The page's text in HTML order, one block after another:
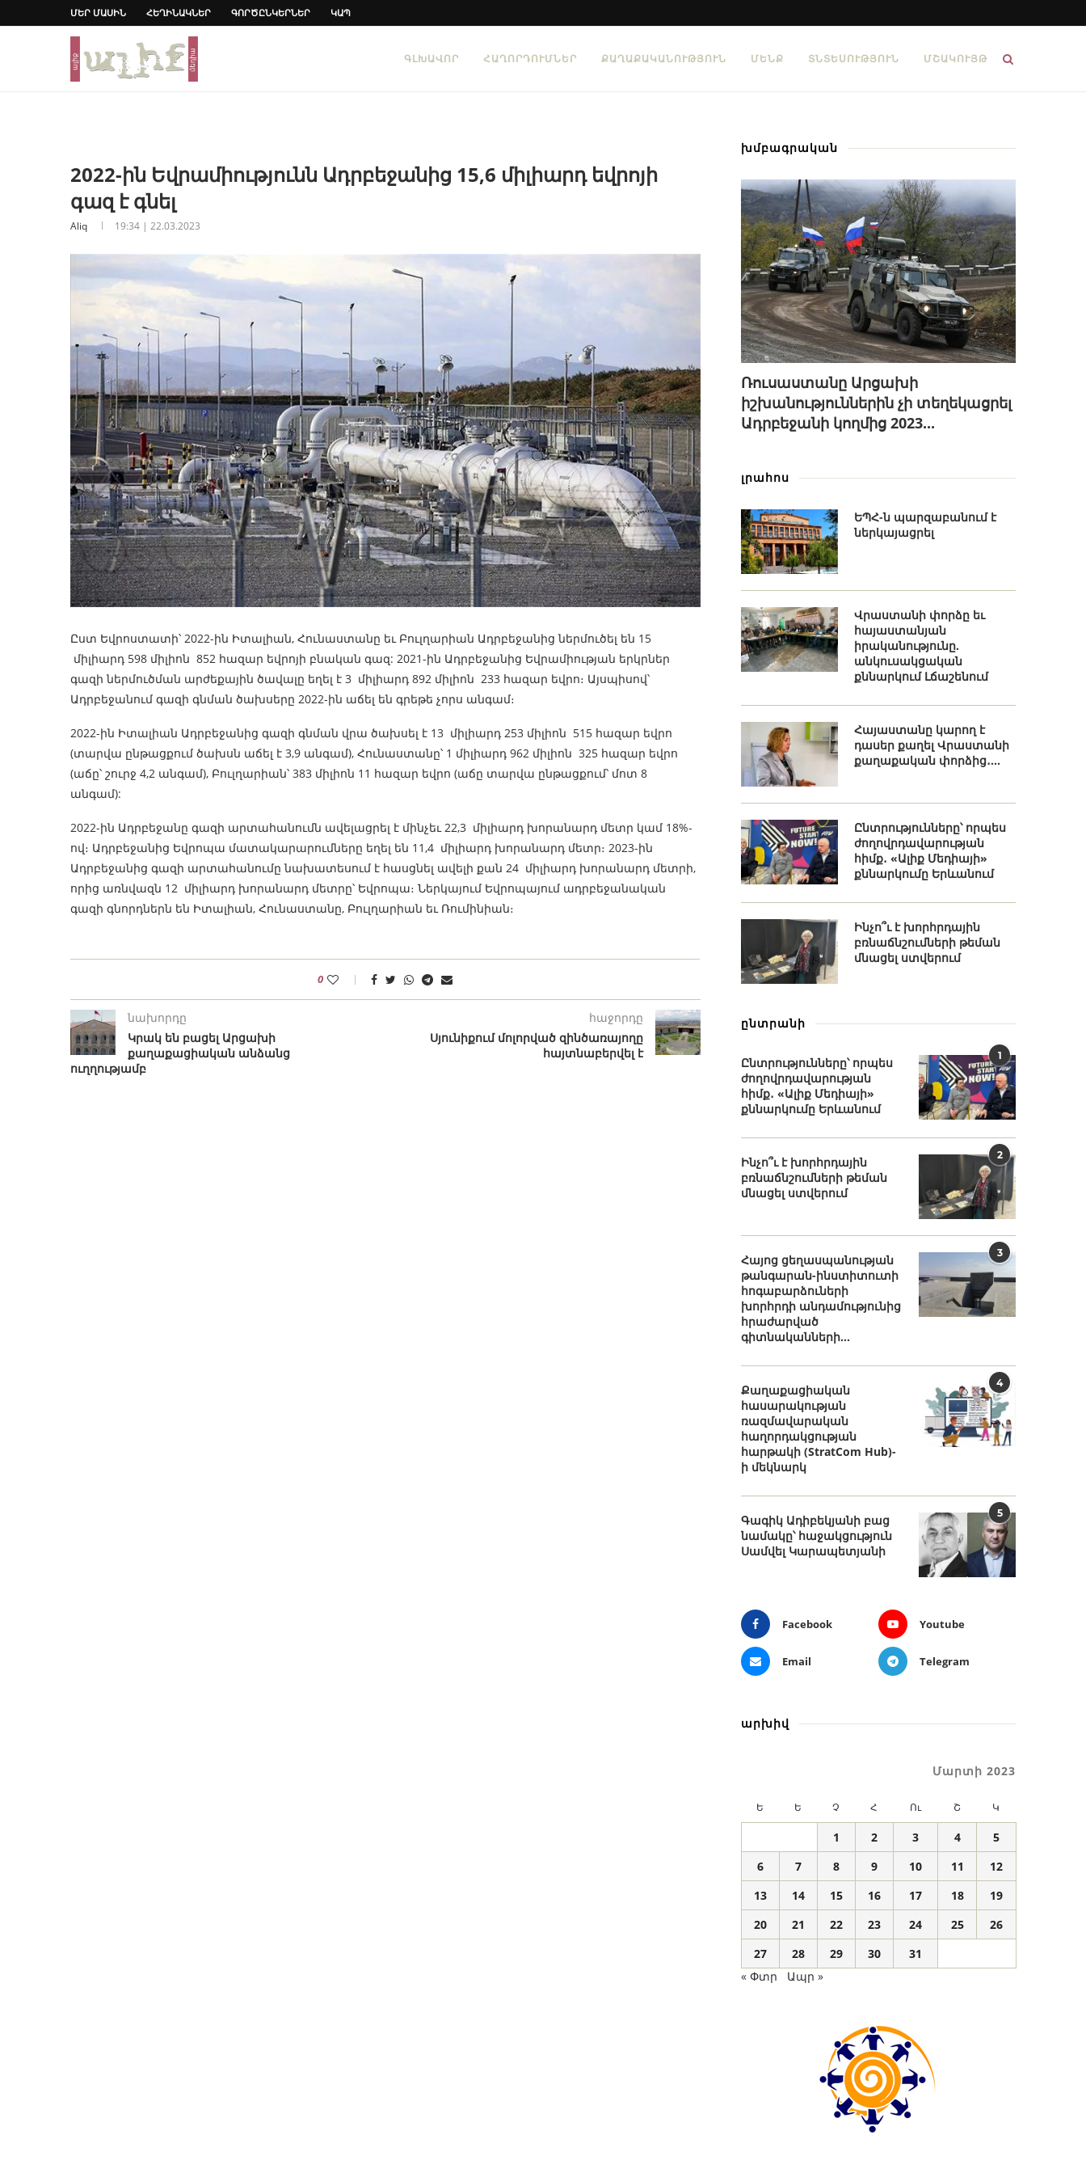
ՄԵՐ ՄԱՍԻՆ ՀԵՂԻՆԱԿՆԵՐ ԳՈՐԾԸՆԿԵՐՆԵՐ ԿԱՊ
ԳԼԽԱՎՈՐ ՀԱՂՈՐԴՈՒՄՆԵՐ ՔԱՂԱՔԱԿԱՆՈՒԹՅՈՒՆ ՄԵՆՔ ՏՆՏԵՍՈՒԹՅՈՒՆ ՄՇԱԿՈՒՅԹ
2022-ին Եվրամիությունն Ադրբեջանից 15,6 միլիարդ եվրոյի
գազ է գնել
Aliq 19:34 | 22.03.2023
Ըստ Եվրոստատի՝ 2022-ին Իտալիան, Հունաստանը եւ Բուլղարիան Ադրբեջանից ներմուծել են 15
միլիարդ 598 միլիոն 852 հազար եվրոյի բնական գազ: 2021-ին Ադրբեջանից Եվրամիության երկրներ
գազի ներմուծման արժեքային ծավալը եղել է 3 միլիարդ 892 միլիոն 233 հազար եվրո։ Այսպիսով՝
Ադրբեջանում գազի գնման ծախսերը 2022-ին աճել են գրեթե չորս անգամ։
2022-ին Իտալիան Ադրբեջանից գազի գնման վրա ծախսել է 13 միլիարդ 253 միլիոն 515 հազար եվրո
(տարվա ընթացքում ծախսն աճել է 3,9 անգամ), Հունաստանը՝ 1 միլիարդ 962 միլիոն 325 հազար եվրո
(աճը՝ շուրջ 4,2 անգամ), Բուլղարիան՝ 383 միլիոն 11 հազար եվրո (աճը տարվա ընթացքում՝ մոտ 8
անգամ):
2022-ին Ադրբեջանը գազի արտահանումն ավելացրել է մինչեւ 22,3 միլիարդ խորանարդ մետր կամ 18%-
ով։ Ադրբեջանից Եվրոպա մատակարարումները եղել են 11,4 միլիարդ խորանարդ մետր։ 2023-ին
Ադրբեջանից գազի արտահանումը նախատեսում է հասցնել ավելի քան 24 միլիարդ խորանարդ մետրի,
որից առնվազն 12 միլիարդ խորանարդ մետրը՝ Եվրոպա։ Ներկայում Եվրոպայում ադրբեջանական
գազի գնորդներն են Իտալիան, Հունաստանը, Բուլղարիան եւ Ռումինիան։
0
նախորդը
Կրակ են բացել Արցախի
քաղաքացիական անձանց
ուղղությամբ
հաջորդը
Սյունիքում մոլորված զինծառայողը
հայտնաբերվել է
խմբագրական
Ռուսաստանը Արցախի
իշխանություններին չի տեղեկացրել
Ադրբեջանի կողմից 2023...
լրահոս
ԵՊՀ-ն պարզաբանում է
ներկայացրել
Վրաստանի փորձը եւ
հայաստանյան
իրականությունը.
անկուսակցական
քննարկում Լճաշենում
Հայաստանը կարող է
դասեր քաղել Վրաստանի
քաղաքական փորձից․...
Ընտրությունները՝ որպես
ժողովրդավարության
հիմք․ «Ալիք Մեդիայի»
քննարկումը Երևանում
Ինչո՞ւ է խորհրդային
բռնաճնշումների թեման
մնացել ստվերում
ընտրանի
1
Ընտրությունները՝ որպես
ժողովրդավարության
հիմք․ «Ալիք Մեդիայի»
քննարկումը Երևանում
2
Ինչո՞ւ է խորհրդային
բռնաճնշումների թեման
մնացել ստվերում
3
Հայոց ցեղասպանության
թանգարան-ինստիտուտի
հոգաբարձուների
խորհրդի անդամությունից
հրաժարված
գիտնականների...
4
Քաղաքացիական
հասարակության
ռազմավարական
հաղորդակցության
հարթակի (StratCom Hub)-
ի մեկնարկ
5
Գագիկ Ադիբեկյանի բաց
նամակը՝ հաջակցություն
Սամվել Կարապետյանի
Facebook Youtube
Email Telegram
արխիվ
Մարտի 2023
Ե Ե Չ Հ Ու Շ Կ
1 2 3 4
5
6
7 8 9 10 11
12
13
14 15 16 17 18
19
20
21 22 23 24 25
26
27
28 29 30
31
« Փտր
Ապր »